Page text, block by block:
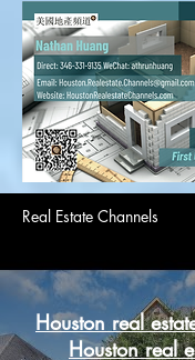
Real Estate Channels
Houston real
Houston real